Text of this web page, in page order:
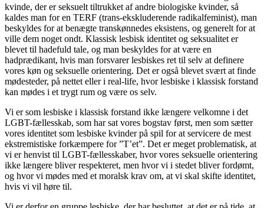
kvinde, der er seksuelt tiltrukket af andre biologiske kvinder, så
kaldes man for en TERF (trans-ekskluderende radikalfeminist), man
beskyldes for at benægte transkønnedes eksistens, og generelt for at
ville dem noget ondt. Klassisk lesbisk identitet og seksualitet er
blevet til hadefuld tale, og man beskyldes for at være en
hadprædikant, hvis man forsvarer lesbiskes ret til selv at definere
vores køn og seksuelle orientering. Det er også blevet svært at finde
mødesteder, på nettet eller i real-life, hvor lesbiske i klassisk forstand
kan mødes i et trygt rum og være os selv.
Vi er som lesbiske i klassisk forstand ikke længere velkomne i det
LGBT-fællesskab, som har sat vores bogstav først, men som sætter
vores identitet som lesbiske kvinder på spil for at servicere de mest
ekstremistiske forkæmpere for ”T’et”. Det er meget problematisk, at
vi er henvist til LGBT-fællesskaber, hvor vores seksuelle orientering
ikke længere bliver respekteret, men hvor vi i stedet bliver fordømt,
og hvor vi mødes med et moralsk krav om, at vi skal skifte identitet,
hvis vi vil høre til.